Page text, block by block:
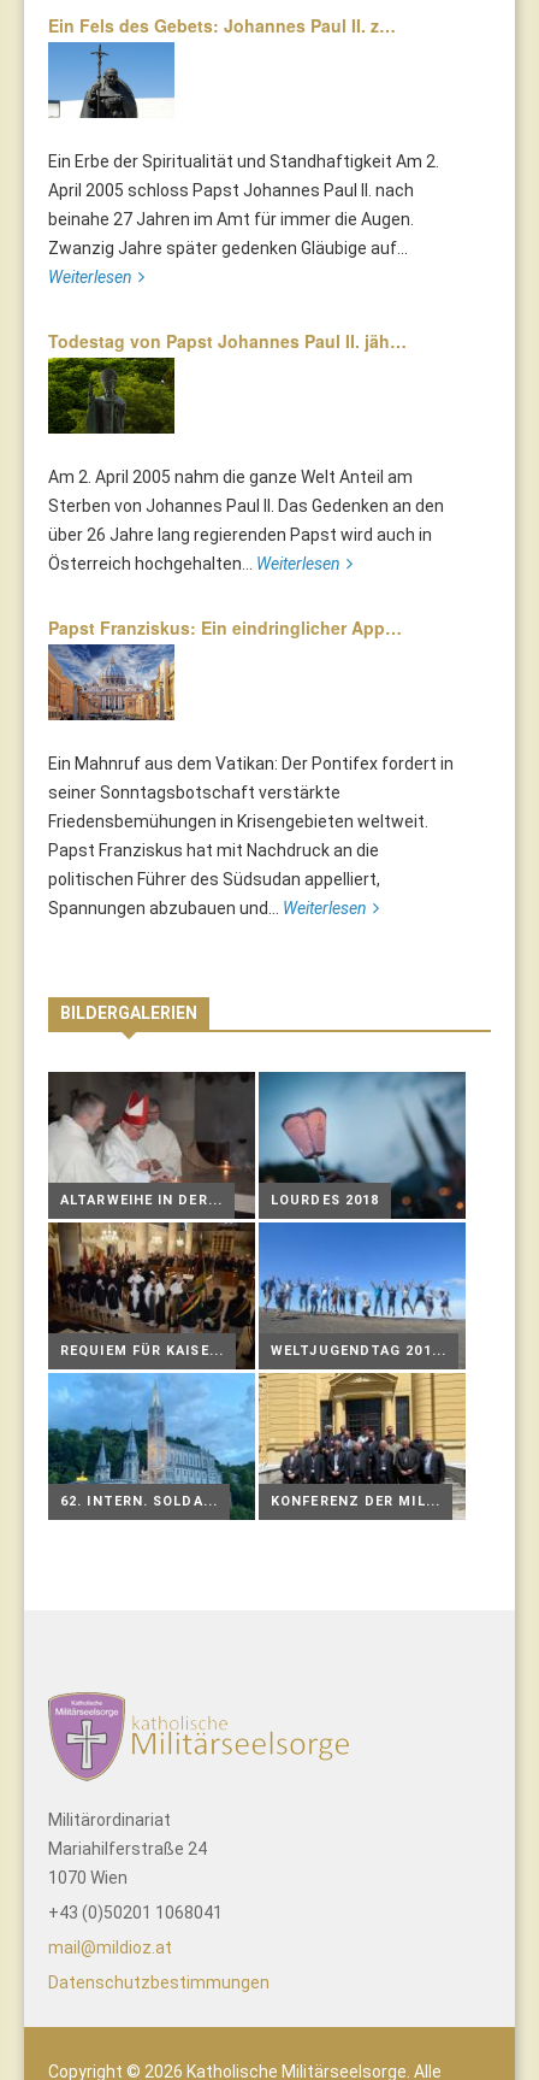
Ein Fels des Gebets: Johannes Paul II. z…
Ein Erbe der Spiritualität und Standhaftigkeit Am 2.
April 2005 schloss Papst Johannes Paul II. nach
beinahe 27 Jahren im Amt für immer die Augen.
Zwanzig Jahre später gedenken Gläubige auf...
Weiterlesen
Todestag von Papst Johannes Paul II. jäh…
Am 2. April 2005 nahm die ganze Welt Anteil am
Sterben von Johannes Paul II. Das Gedenken an den
über 26 Jahre lang regierenden Papst wird auch in
Österreich hochgehalten... Weiterlesen
Papst Franziskus: Ein eindringlicher App…
Ein Mahnruf aus dem Vatikan: Der Pontifex fordert in
seiner Sonntagsbotschaft verstärkte
Friedensbemühungen in Krisengebieten weltweit.
Papst Franziskus hat mit Nachdruck an die
politischen Führer des Südsudan appelliert,
Spannungen abzubauen und... Weiterlesen
BILDERGALERIEN
ALTARWEIHE IN DER... LOURDES 2018
REQUIEM FÜR KAISE... WELTJUGENDTAG 201...
62. INTERN. SOLDA... KONFERENZ DER MIL...
Militärordinariat
Mariahilferstraße 24
1070 Wien
+43 (0)50201 1068041
mail@mildioz.at
Datenschutzbestimmungen
Copyright © 2026 Katholische Militärseelsorge. Alle